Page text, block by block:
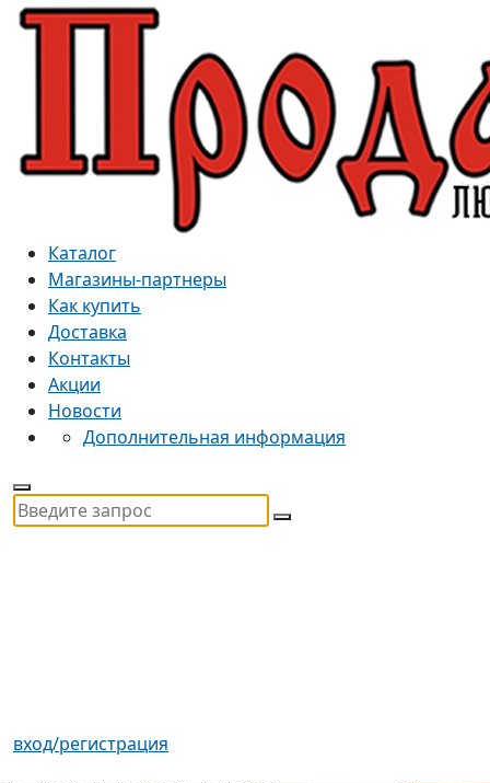
Каталог
Магазины-партнеры
Как купить
Доставка
Контакты
Акции
Новости
Дополнительная информация
вход/регистрация